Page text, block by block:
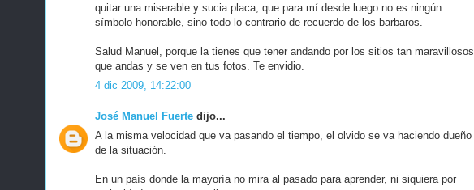
quitar una miserable y sucia placa, que para mí desde luego no es ningún
símbolo honorable, sino todo lo contrario de recuerdo de los barbaros.
Salud Manuel, porque la tienes que tener andando por los sitios tan maravillosos
que andas y se ven en tus fotos. Te envidio.
4 dic 2009, 14:22:00
José Manuel Fuerte dijo...
A la misma velocidad que va pasando el tiempo, el olvido se va haciendo dueño
de la situación.
En un país donde la mayoría no mira al pasado para aprender, ni siquiera por